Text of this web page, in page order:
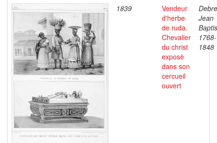
1839
Vendeur
d'herbe
de ruda.
Chevalier
du christ
exposè
dans son
cercueil
ouvert
Jean
1768-
1848